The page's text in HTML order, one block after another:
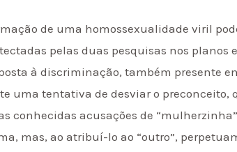
de uma homossexualidade viril
pelas duas pesquisas nos planos
à discriminação, também presente
uma tentativa de desviar o preconceito,
conhecidas acusações de
mas, ao atribuí-lo ao “outro”,